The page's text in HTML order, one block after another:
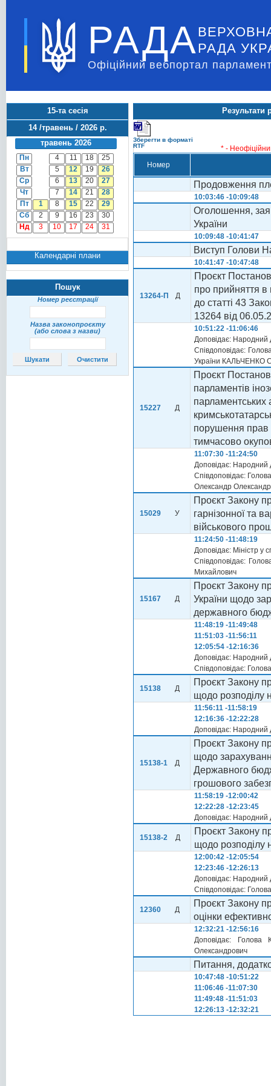
РАДА РАДА
Офіційний вебпортал
15-та сесія
14 /травень / 2026 р.
травень 2026
Пн 4 11 18
25
Вт
5 12 19
26
Ср
6 13 20
27
Чт
7 14 21
28
Пт
1 8 15 22
29
Сб
2 9 16 23
30
Нд
3 10 17 24 31
Календарні плани
Пошук
Номер реєстрації
Назва законопроєкту
(або слова з назви)
Результати
Зберегти в форматі
RTF
* -
Номер
Продовження
10:03:46 -10:09:48
Оголошення,
України
10:09:48 -10:41:47
Виступ Голови
10:41:47 -10:47:48
13264-П Д
Проєкт
про прийняття в
до статті 43
13264 від
10:51:22 -11:06:46
Доповідає: Народний
Співдоповідає:
України КАЛЬЧЕНКО
15227 Д
Проєкт
парламентів
порушення прав
тимчасово
11:07:30 -11:24:50
Доповідає: Народний
Співдоповідає:
Олександр
15029 У
Проєкт Закону
гарнізонної та
військового
11:24:50 -11:48:19
Доповідає: Міністр у
Співдоповідає:
Михайлович
15167 Д
Проєкт Закону
України щодо
державного
11:48:19 -11:49:48
11:51:03 -11:56:11
12:05:54 -12:16:36
Доповідає: Народний
Співдоповідає:
15138 Д
Проєкт Закону
щодо розподілу
11:56:11 -11:58:19
12:16:36 -12:22:28
Доповідає: Народний
15138-1 Д
Проєкт Закону
щодо
Державного
грошового
11:58:19 -12:00:42
12:22:28 -12:23:45
Доповідає: Народний
15138-2 Д
Проєкт Закону
щодо розподілу
12:00:42 -12:05:54
12:23:46 -12:26:13
Доповідає:
Співдоповідає:
12360 Д
Проєкт Закону
оцінки
12:32:21 -12:56:16
Доповідає: Голова
Олександрович
Питання,
10:47:48 -10:51:22
11:06:46 -11:07:30
11:49:48 -11:51:03
12:26:13 -12:32:21